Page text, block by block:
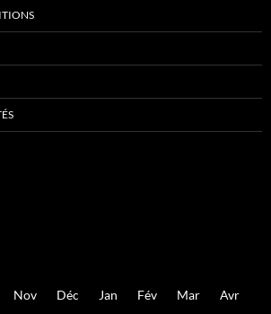
Nov Déc Jan Fév Mar Avr